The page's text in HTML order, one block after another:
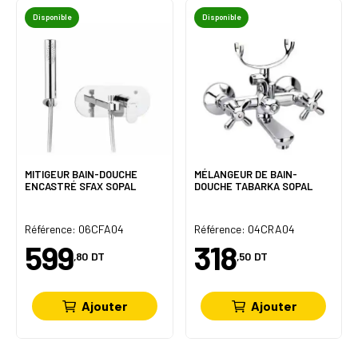
Disponible
MITIGEUR BAIN-DOUCHE
ENCASTRÉ SFAX SOPAL
Référence: 06CFA04
599,80 DT
Ajouter
Disponible
MÉLANGEUR DE BAIN-
DOUCHE TABARKA SOPAL
Référence: 04CRA04
318,50 DT
Ajouter